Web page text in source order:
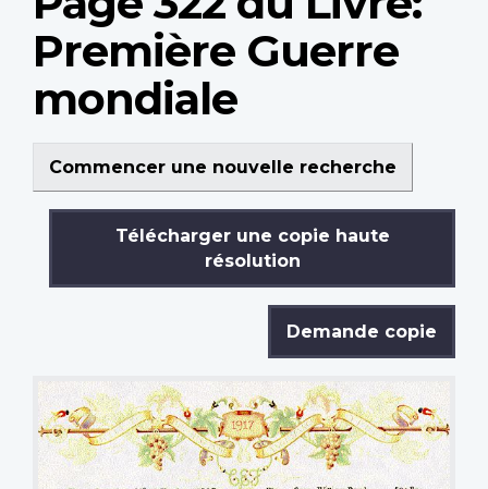
Première Guerre
mondiale
Commencer une nouvelle recherche
Télécharger une copie haute
résolution
Demande copie